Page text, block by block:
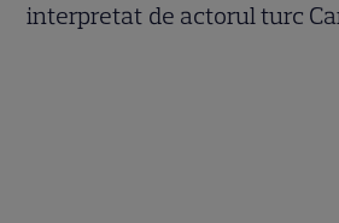
interpretat de actorul turc